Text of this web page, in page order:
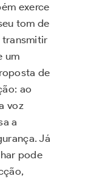
exerce
tom de
transmitir
um
de
ao
voz
a
Já
pode